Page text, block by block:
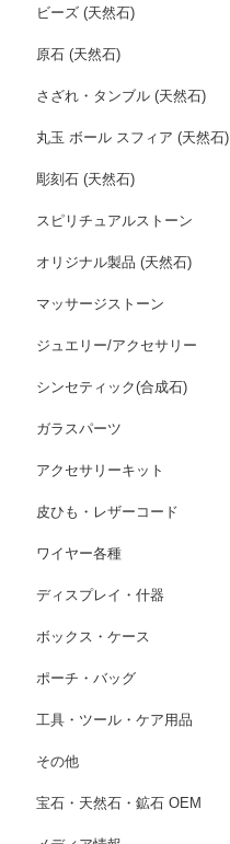
ビーズ (天然石)
原石 (天然石)
さざれ・タンブル (天然石)
丸玉 ボール スフィア (天然石)
彫刻石 (天然石)
スピリチュアルストーン
オリジナル製品 (天然石)
マッサージストーン
ジュエリー/アクセサリー
シンセティック(合成石)
ガラスパーツ
アクセサリーキット
皮ひも・レザーコード
ワイヤー各種
ディスプレイ・什器
ボックス・ケース
ポーチ・バッグ
工具・ツール・ケア用品
その他
宝石・天然石・鉱石 OEM